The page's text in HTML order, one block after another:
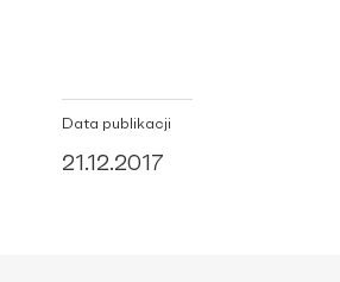
Data publikacji
21.12.2017